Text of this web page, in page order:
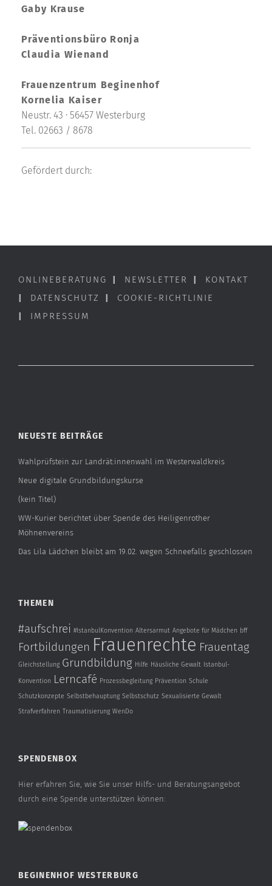
Gaby Krause
Präventionsbüro Ronja
Claudia Wienand
Frauenzentrum Beginenhof
Kornelia Kaiser
Neustr. 43 · 56457 Westerburg
Tel. 02663 / 8678
Gefördert durch:
ONLINEBERATUNG | NEWSLETTER | KONTAKT
| DATENSCHUTZ | COOKIE-RICHTLINIE
| IMPRESSUM
NEUESTE BEITRÄGE
Wahlprüfstein zur Landrät:innenwahl im Westerwaldkreis
Neue digitale Grundbildungskurse
(kein Titel)
WW-Kurier berichtet über Spende des Heiligenrother
Möhnenvereins
Das Lila Lädchen bleibt am 19.02. wegen Schneefalls geschlossen
THEMEN
#aufschrei #IstanbulKonvention Altersarmut Angebote für Mädchen bff
Fortbildungen Frauenrechte Frauentag
Gleichstellung Grundbildung Hilfe Häusliche Gewalt Istanbul-
Konvention Lerncafé Prozessbegleitung Prävention Schule
Schutzkonzepte Selbstbehauptung Selbstschutz Sexualisierte Gewalt
Strafverfahren Traumatisierung WenDo
SPENDENBOX
Hier erfahren Sie, wie Sie unser Hilfs- und Beratungsangebot
durch eine Spende unterstützen können:
BEGINENHOF WESTERBURG